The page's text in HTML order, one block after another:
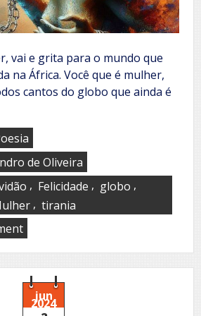
vai e grita para o mundo que
na África. Você que é mulher,
cantos do globo que ainda é
de Oliveira
, Felicidade , globo ,
, tirania
on
às
mulheres
jun
2024